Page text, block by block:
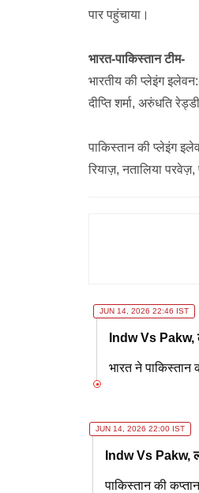
पार पहुंचाया।
भारत-पाकिस्तान टीम-
भारतीय की प्लेइंग
दीप्ति शर्मा, अरुंधति
पाकिस्तान की प्लेइंग
रियाज़, नतालिया
JUN 14, 2026 22:46 IST
Indw Vs Pakw,
भारत ने
JUN 14, 2026 22:00 IST
Indw Vs Pakw,
पाकिस्तान की